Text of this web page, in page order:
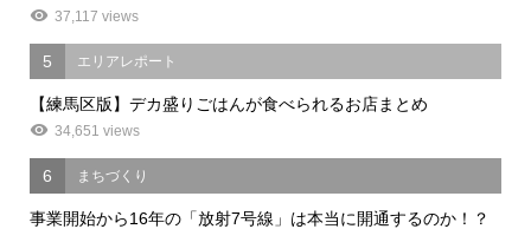
37,117 views
5 エリアレポート
【練馬区版】デカ盛りごはんが食べられるお店まとめ
34,651 views
6 まちづくり
事業開始から16年の「放射7号線」は本当に開通するのか！？